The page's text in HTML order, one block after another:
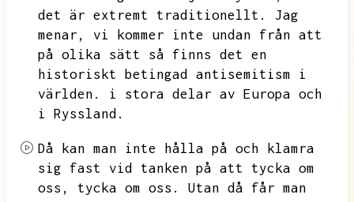
det är extremt traditionellt.
Jag
menar,
vi kommer inte undan från att
på olika sätt så finns det en
historiskt betingad antisemitism i
världen.
i stora delar av Europa och
i Ryssland.
Då kan man inte hålla på och klamra
sig fast vid tanken på att tycka om
oss,
tycka om oss.
Utan då får man